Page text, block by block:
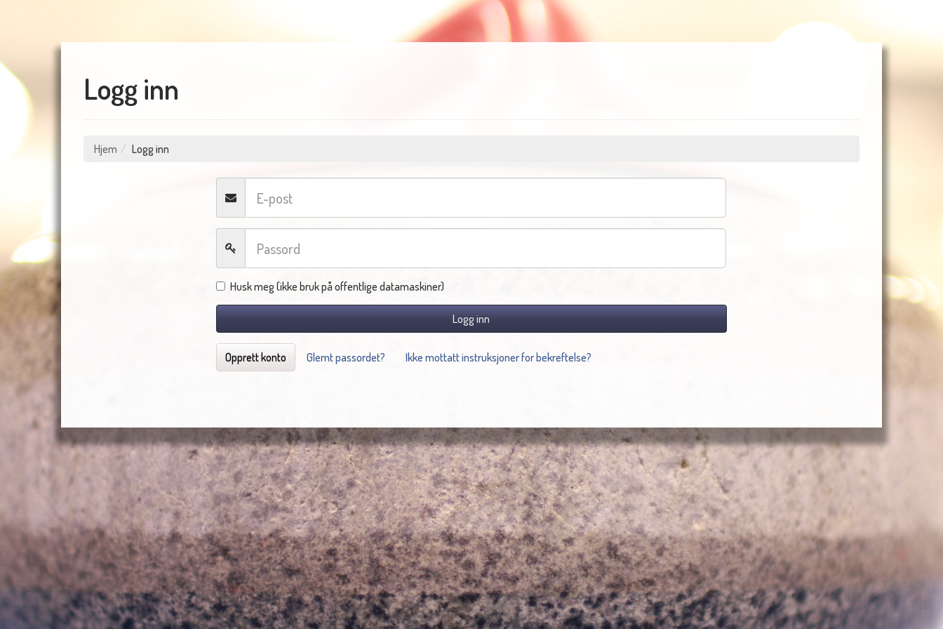
Logg inn
Hjem Logg inn
Husk meg (ikke bruk på offentlige datamaskiner)
Logg inn
Opprett konto Glemt passordet? Ikke mottatt instruksjoner for bekreftelse?